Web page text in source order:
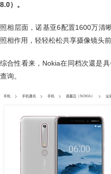
8.0）。
照相层面，诺基亚6配置1600万清
照相作用，轻轻松松共享摄像镜头
综合性看来，Nokia在同档次還是
查询。